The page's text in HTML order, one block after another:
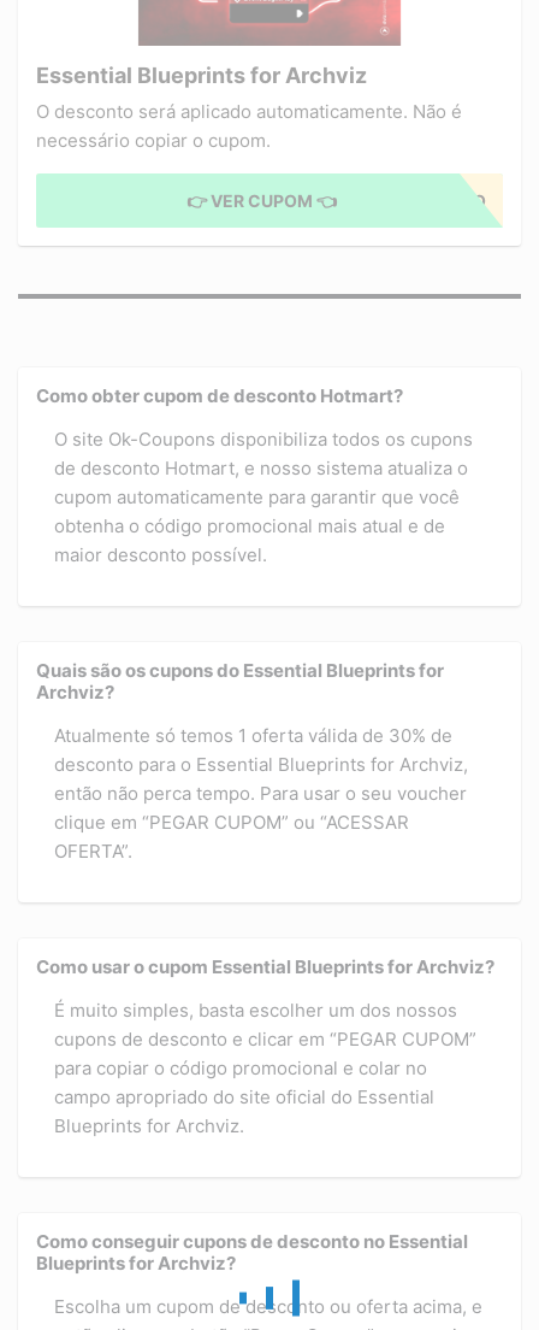
Essential Blueprints for Archviz
O desconto será aplicado automaticamente. Não é
necessário copiar o cupom.
CUPOM APLICADO
👉 VER CUPOM 👈
Como obter cupom de desconto Hotmart?
O site Ok-Coupons disponibiliza todos os cupons
de desconto Hotmart, e nosso sistema atualiza o
cupom automaticamente para garantir que você
obtenha o código promocional mais atual e de
maior desconto possível.
Quais são os cupons do Essential Blueprints for
Archviz?
Atualmente só temos 1 oferta válida de 30% de
desconto para o Essential Blueprints for Archviz,
então não perca tempo. Para usar o seu voucher
clique em “PEGAR CUPOM” ou “ACESSAR
OFERTA”.
Como usar o cupom Essential Blueprints for Archviz?
É muito simples, basta escolher um dos nossos
cupons de desconto e clicar em “PEGAR CUPOM”
para copiar o código promocional e colar no
campo apropriado do site oficial do Essential
Blueprints for Archviz.
Como conseguir cupons de desconto no Essential
Blueprints for Archviz?
Escolha um cupom de desconto ou oferta acima, e